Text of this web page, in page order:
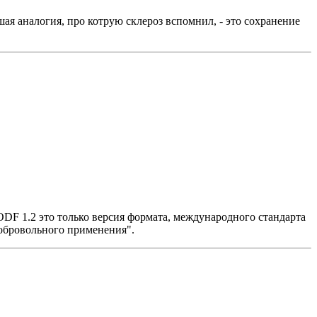
аналогия, про котрую склероз вспомнил, - это сохранение
1.2 это только версия формата, международного стандарта
применения".